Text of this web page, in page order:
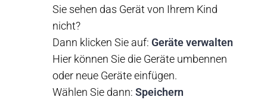
Sie sehen das Gerät von Ihrem Kind
nicht?
Dann klicken Sie auf: Geräte verwalten
Hier können Sie die Geräte umbennen
oder neue Geräte einfügen.
Wählen Sie dann:Speichern